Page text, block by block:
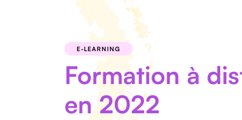
E-LEARNING
Formation à
en 2022